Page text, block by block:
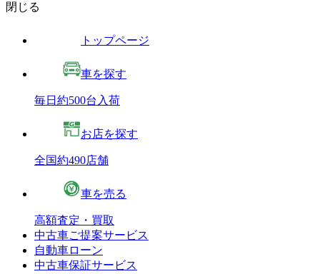
閉じる
トップページ
車を探す
毎日約500台入荷
お店を探す
全国約490店舗
車を売る
高額査定・買取
中古車ご提案サービス
自動車ローン
中古車保証サービス